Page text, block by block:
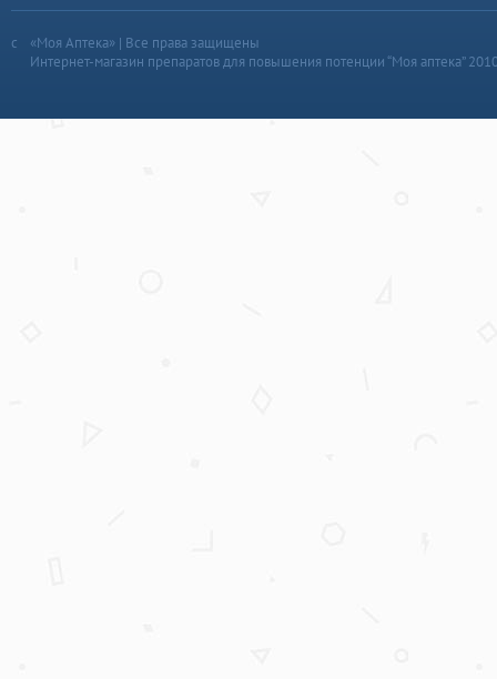
«Моя Аптека» | Все права защищены
Интернет-магазин препаратов для повышения потенции “Моя аптека”